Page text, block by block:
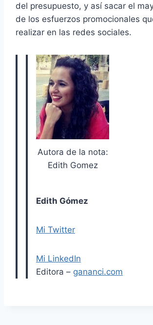
del presupuesto, y así sacar el
de los esfuerzos promocionales
realizar en las redes sociales.
Autora de la nota:
Edith Gomez
Edith Gómez
Mi Twitter
Mi LinkedIn
Editora – gananci.com